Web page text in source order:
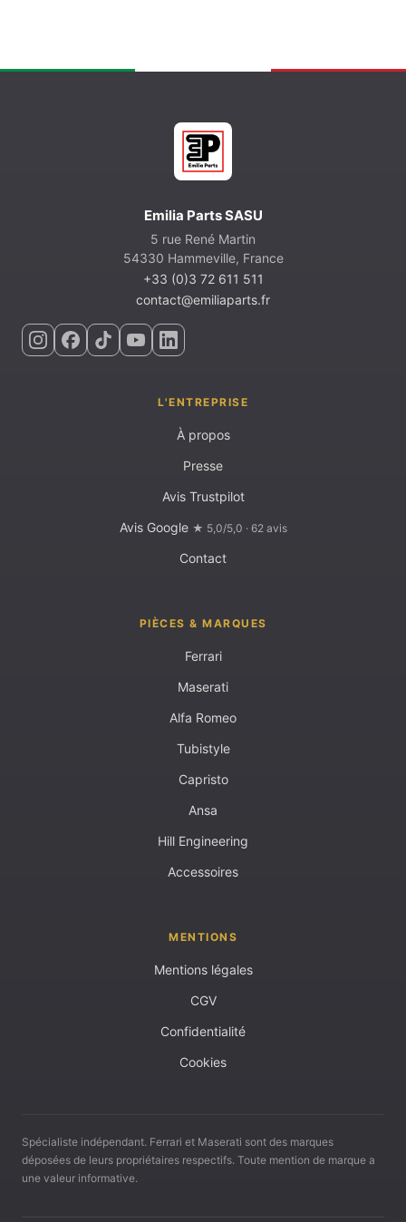
Emilia Parts SASU
5 rue René Martin
54330 Hammeville, France
+33 (0)3 72 611 511
contact@emiliaparts.fr
L'ENTREPRISE
À propos
Presse
Avis Trustpilot
Avis Google ★ 5,0/5,0 · 62 avis
Contact
PIÈCES & MARQUES
Ferrari
Maserati
Alfa Romeo
Tubistyle
Capristo
Ansa
Hill Engineering
Accessoires
MENTIONS
Mentions légales
CGV
Confidentialité
Cookies
Spécialiste indépendant. Ferrari et Maserati sont des marques
déposées de leurs propriétaires respectifs. Toute mention de marque a
une valeur informative.